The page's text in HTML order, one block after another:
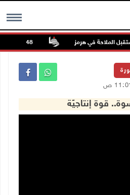
MENU الملاحة في هرمز
قوة إنتاجيًة